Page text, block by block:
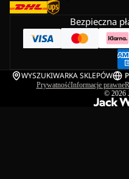
Bezpieczna
WYSZUKIWARKA SKLEPÓW
PrywatnośćInformacje prawne
© 2026